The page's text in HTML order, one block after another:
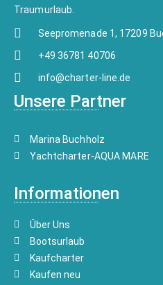
Traumurlaub.
Seepromenade 1, 17209
+49 36781 40706
info@charter-line.de
Unsere Partner
Marina Buchholz
Yachtcharter-AQUA MARE
Informationen
Über Uns
Bootsurlaub
Kaufcharter
Kaufen neu